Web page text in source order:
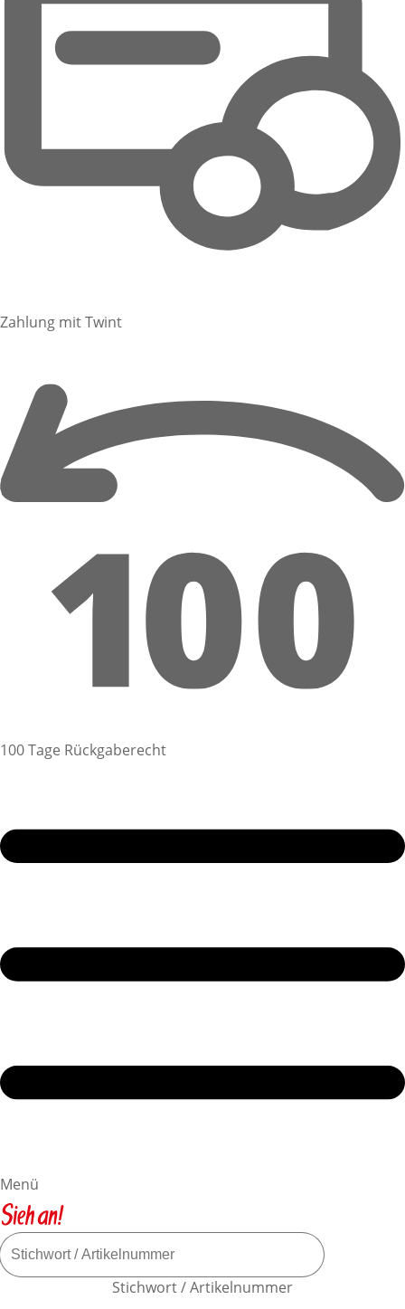
Zahlung mit Twint
100 Tage Rückgaberecht
Menü
Stichwort / Artikelnummer